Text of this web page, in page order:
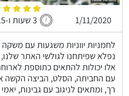
1/11/2020 3 שעות ו-15 דקות
לחמניות יווניות משגעות עם משקה
נפלא שפיתחנו לגולשי האתר שלנו,
אלו יכולות להתאים כתוספת
עם החביתה, הסלט, הביצה הקשה
רך, ומתאים לניגוב עם גבינות,